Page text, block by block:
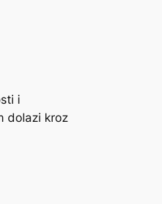
i
dolazi kroz